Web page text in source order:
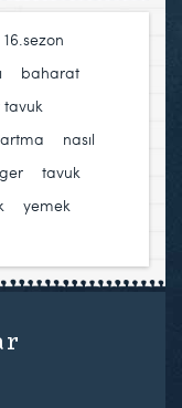
16.sezon
baharat
tavuk
nasıl
tavuk
yemek